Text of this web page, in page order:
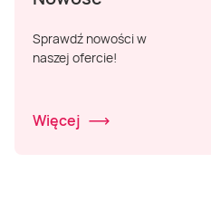
Sprawdź nowości w
naszej ofercie!
Więcej